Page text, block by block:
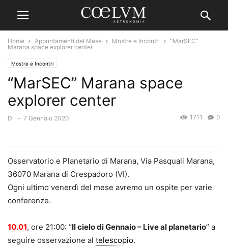
Home Appuntamenti del Mese Mostre e Incontri
“MarSEC”
Marana space explorer center
Mostre e Incontri
“MarSEC” Marana space
explorer center
Di - 7 Gennaio 2020 0
1711
Osservatorio e Planetario di Marana, Via Pasquali Marana,
36070 Marana di Crespadoro (VI).
Ogni ultimo venerdì del mese avremo un ospite per varie
conferenze.
10.01, ore 21:00: “Il cielo di Gennaio – Live al planetario” a
seguire osservazione al telescopio.